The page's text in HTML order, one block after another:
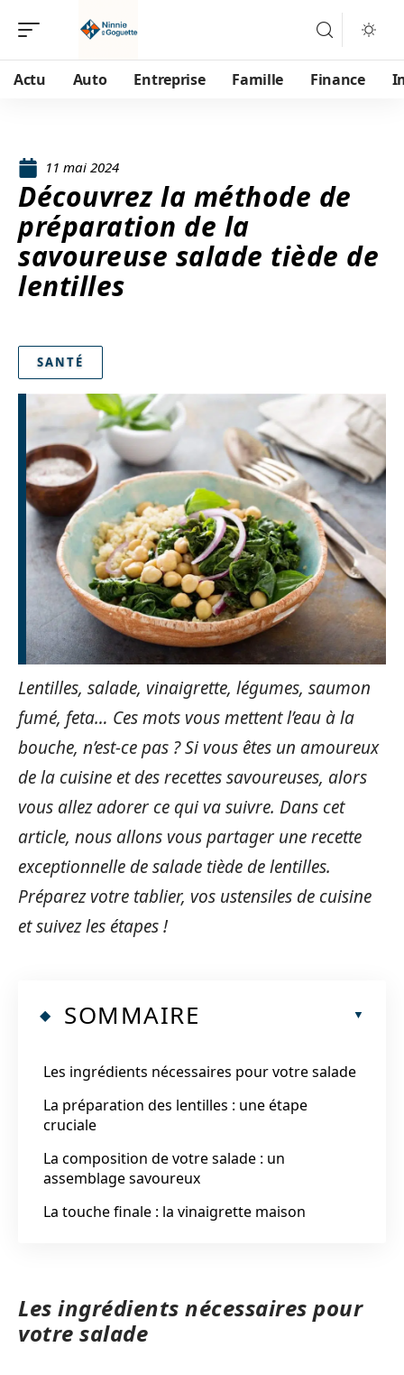
Actu Auto Entreprise Famille Finance
11 mai 2024
Découvrez la méthode de
préparation de la
savoureuse salade tiède de
lentilles
SANTÉ
Lentilles, salade, vinaigrette, légumes, saumon
fumé, feta… Ces mots vous mettent l’eau à la
bouche, n’est-ce pas ? Si vous êtes un amoureux
de la cuisine et des recettes savoureuses, alors
vous allez adorer ce qui va suivre. Dans cet
article, nous allons vous partager une recette
exceptionnelle de salade tiède de lentilles.
Préparez votre tablier, vos ustensiles de cuisine
et suivez les étapes !
SOMMAIRE
Les ingrédients nécessaires pour votre salade
La préparation des lentilles : une étape
cruciale
La composition de votre salade : un
assemblage savoureux
La touche finale : la vinaigrette maison
Les ingrédients nécessaires pour
votre salade